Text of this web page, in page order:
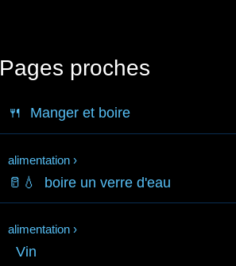
Pages proches
🍴 Manger et boire
alimentation ›
🥛💧 boire un verre d'eau
alimentation ›
Vin